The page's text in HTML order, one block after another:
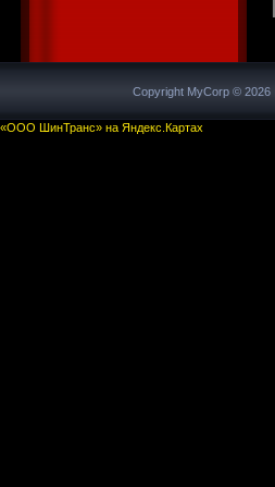
Copyright MyCorp © 2026
«ООО ШинТранс» на Яндекс.Картах